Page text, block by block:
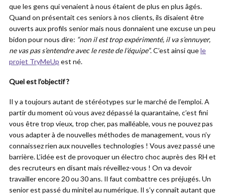
que les gens qui venaient à nous étaient de plus en plus âgés.
Quand on présentait ces seniors à nos clients, ils disaient être
ouverts aux profils senior mais nous donnaient une excuse un peu
bidon pour nous dire: “non il est trop expérimenté, il va s’ennuyer,
ne vas pas s’entendre avec le reste de l’équipe”. C’est ainsi quele
projet TryMeUp est né.
Quel est l’objectif ?
Il y a toujours autant de stéréotypes sur le marché de l’emploi. A
partir du moment où vous avez dépassé la quarantaine, c’est fini
vous être trop vieux, trop cher, pas malléable, vous ne pouvez pas
vous adapter à de nouvelles méthodes de management, vous n’y
connaissez rien aux nouvelles technologies ! Vous avez passé une
barrière. L’idée est de provoquer un électro choc auprès des RH et
des recruteurs en disant mais réveillez-vous ! On va devoir
travailler encore 20 ou 30 ans. Il faut combattre ces préjugés. Un
senior est passé du minitel au numérique. Il s’y connaît autant que